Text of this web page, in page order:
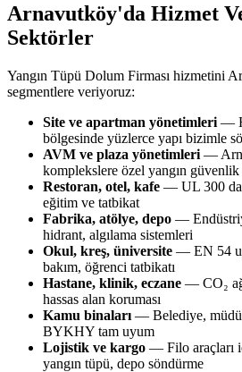
Arnavutköy'da Hizmet
Sektörler
Yangın Tüpü Dolum Firması hizmetini
segmentlere veriyoruz:
Site ve apartman yönetimleri —
bölgesinde yüzlerce yapı bizimle
AVM ve plaza yönetimleri —
komplekslere özel yangın güvenlik
Restoran, otel, kafe — UL 300
eğitim ve tatbikat
Fabrika, atölye, depo —
hidrant, algılama sistemleri
Okul, kreş, üniversite — EN 54
bakım, öğrenci tatbikatı
Hastane, klinik, eczane — CO₂
hassas alan koruması
Kamu binaları — Belediye,
BYKHY tam uyum
Lojistik ve kargo — Filo araçları
yangın tüpü, depo söndürme